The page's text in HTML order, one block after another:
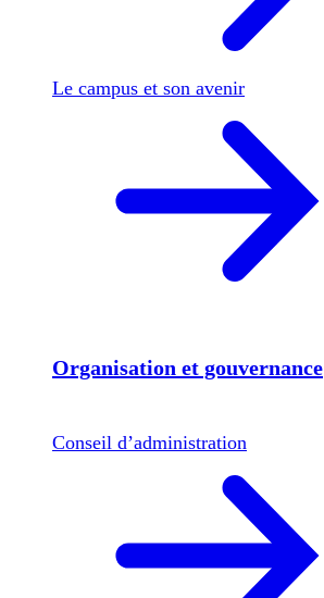
Le campus et son avenir
Organisation et gouvernance
Conseil d’administration